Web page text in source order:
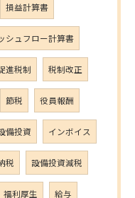
損益計算書
シュフロー計算書
進税制 税制改正
節税 役員報酬
備投資 インボイス
税 設備投資減税
福利厚生 給与